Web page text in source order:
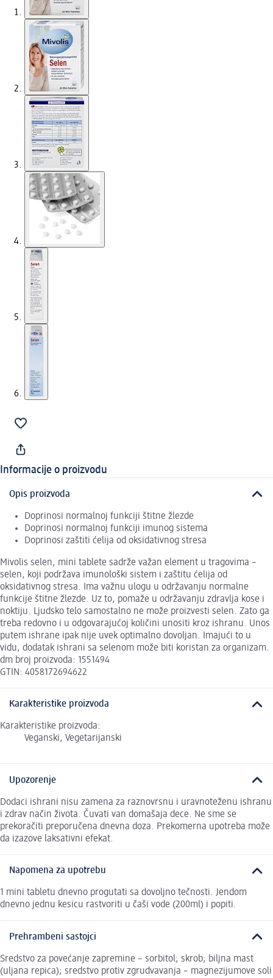
Informacije o proizvodu
Opis proizvoda
Doprinosi normalnoj funkciji štitne žlezde
Doprinosi normalnoj funkciji imunog sistema
Doprinosi zaštiti ćelija od oksidativnog stresa
Mivolis selen, mini tablete sadrže važan element u tragovima –
selen, koji podržava imunološki sistem i zaštitu ćelija od
oksidativnog stresa. Ima važnu ulogu u održavanju normalne
funkcije štitne žlezde. Uz to, pomaže u održavanju zdravlja kose i
noktiju. Ljudsko telo samostalno ne može proizvesti selen. Zato ga
treba redovno i u odgovarajućoj količini unositi kroz ishranu. Unos
putem ishrane ipak nije uvek optimalno dovoljan. Imajući to u
vidu, dodatak ishrani sa selenom može biti koristan za organizam.
dm broj proizvoda: 1551494
GTIN: 4058172694622
Karakteristike proizvoda
Karakteristike proizvoda:
Veganski, Vegetarijanski
Upozorenje
Dodaci ishrani nisu zamena za raznovrsnu i uravnoteženu ishranu
i zdrav način života. Čuvati van domašaja dece. Ne sme se
prekoračiti preporučena dnevna doza. Prekomerna upotreba može
da izazove laksativni efekat.
Napomena za upotrebu
1 mini tabletu dnevno progutati sa dovoljno tečnosti. Jendom
dnevno jednu kesicu rastvoriti u čaši vode (200ml) i popiti.
Prehrambeni sastojci
Sredstvo za povećanje zapremine – sorbitol; skrob; biljna mast
(uljana repica); sredstvo protiv zgrudvavanja – magnezijumove soli